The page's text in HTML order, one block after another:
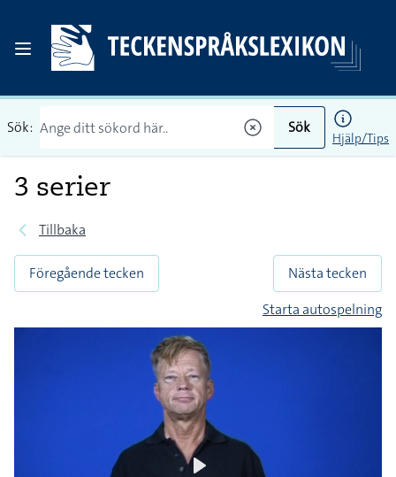
Sök: Sök
Hjälp/Tips
3 serier
Tillbaka
Föregående tecken
Nästa tecken
Starta autospelning